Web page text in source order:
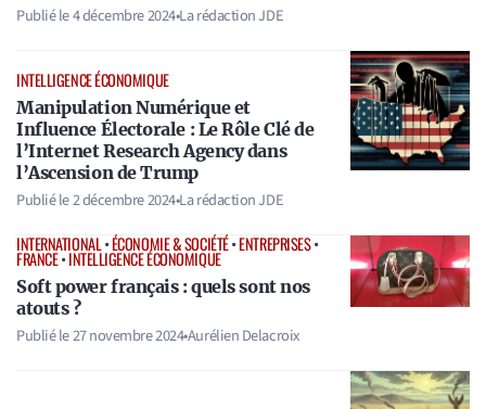
Publié le4 décembre 2024•La rédaction JDE
INTELLIGENCE ÉCONOMIQUE
Manipulation Numérique et
Influence Électorale : Le Rôle Clé de
l’Internet Research Agency dans
l’Ascension de Trump
Publié le2 décembre 2024•La rédaction JDE
INTERNATIONAL•ÉCONOMIE & SOCIÉTÉ•ENTREPRISES•
FRANCE•INTELLIGENCE ÉCONOMIQUE
Soft power français : quels sont nos
atouts ?
Publié le27 novembre 2024•Aurélien Delacroix